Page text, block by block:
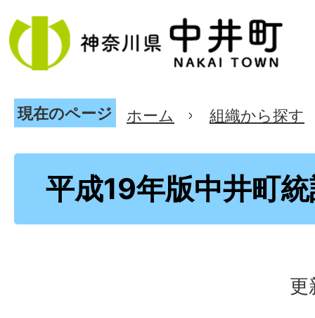
現在のページ ホーム 組織から探す
平成19年版中井町
更